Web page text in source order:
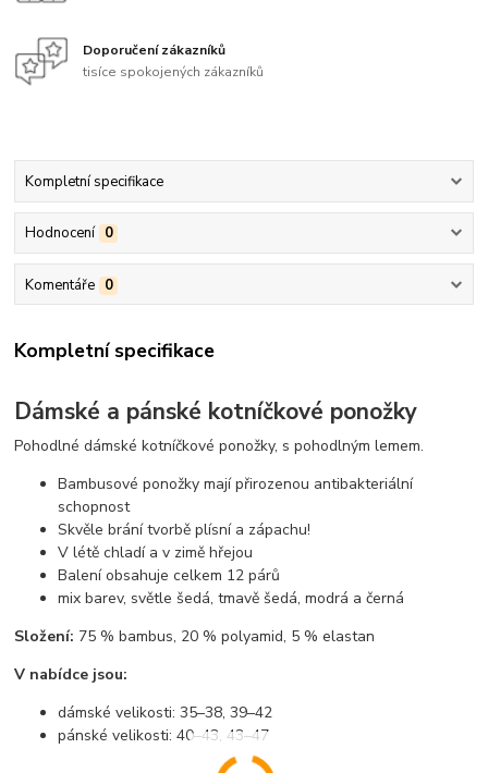
Doporučení zákazníků
tisíce spokojených zákazníků
Kompletní specifikace
Hodnocení 0
Komentáře 0
Kompletní specifikace
Dámské a pánské kotníčkové ponožky
Pohodlné dámské kotníčkové ponožky, s pohodlným lemem.
Bambusové ponožky mají přirozenou antibakteriální
schopnost
Skvěle brání tvorbě plísní a zápachu!
V létě chladí a v zimě hřejou
Balení obsahuje celkem 12 párů
mix barev, světle šedá, tmavě šedá, modrá a černá
Složení: 75 % bambus, 20 % polyamid, 5 % elastan
V nabídce jsou:
dámské velikosti: 35–38, 39–42
pánské velikosti: 40–43, 43–47